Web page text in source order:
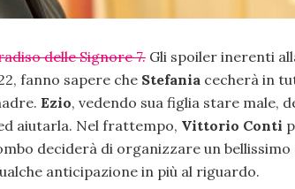
delle Signore 7. Gli spoiler inerenti
fanno sapere che Stefania cecherà in
Ezio, vedendo sua figlia stare male,
aiutarla. Nel frattempo, Vittorio Conti
deciderà di organizzare un bellissimo
anticipazione in più al riguardo.